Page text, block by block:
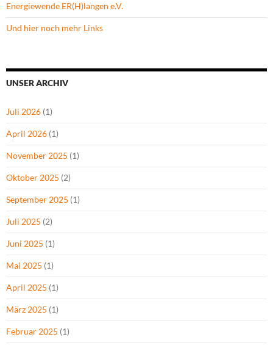
Energiewende ER(H)langen e.V.
Und hier noch mehr Links
UNSER ARCHIV
Juli 2026 (1)
April 2026 (1)
November 2025 (1)
Oktober 2025 (2)
September 2025 (1)
Juli 2025 (2)
Juni 2025 (1)
Mai 2025 (1)
April 2025 (1)
März 2025 (1)
Februar 2025 (1)